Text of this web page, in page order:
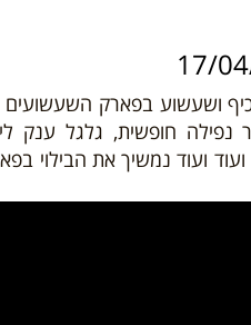
כיף ושעשוע בפארק
חופשית, גלגל ענק
ועוד נמשיך את הבילוי